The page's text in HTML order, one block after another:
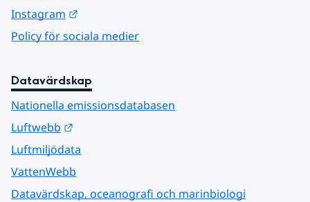
Instagram
Policy för sociala medier
Datavärdskap
Nationella emissionsdatabasen
Luftwebb
Luftmiljödata
VattenWebb
Datavärdskap, oceanografi och marinbiologi